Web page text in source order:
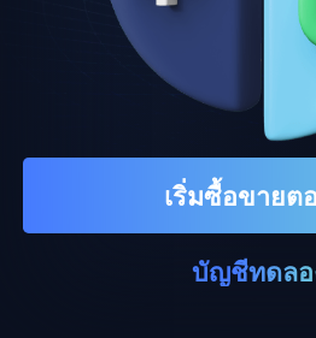
เริ่มซื้อขายต
บัญชีทดลอ